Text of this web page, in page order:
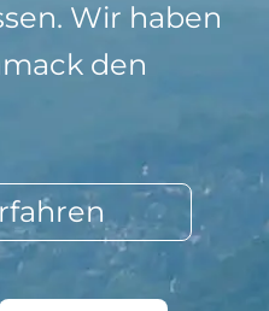
Wir haben
den